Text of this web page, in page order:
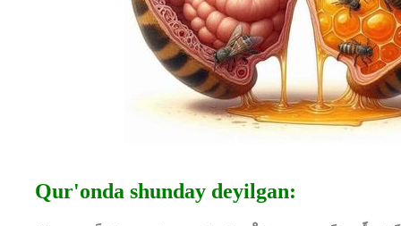
Qur'onda shunday deyilgan: